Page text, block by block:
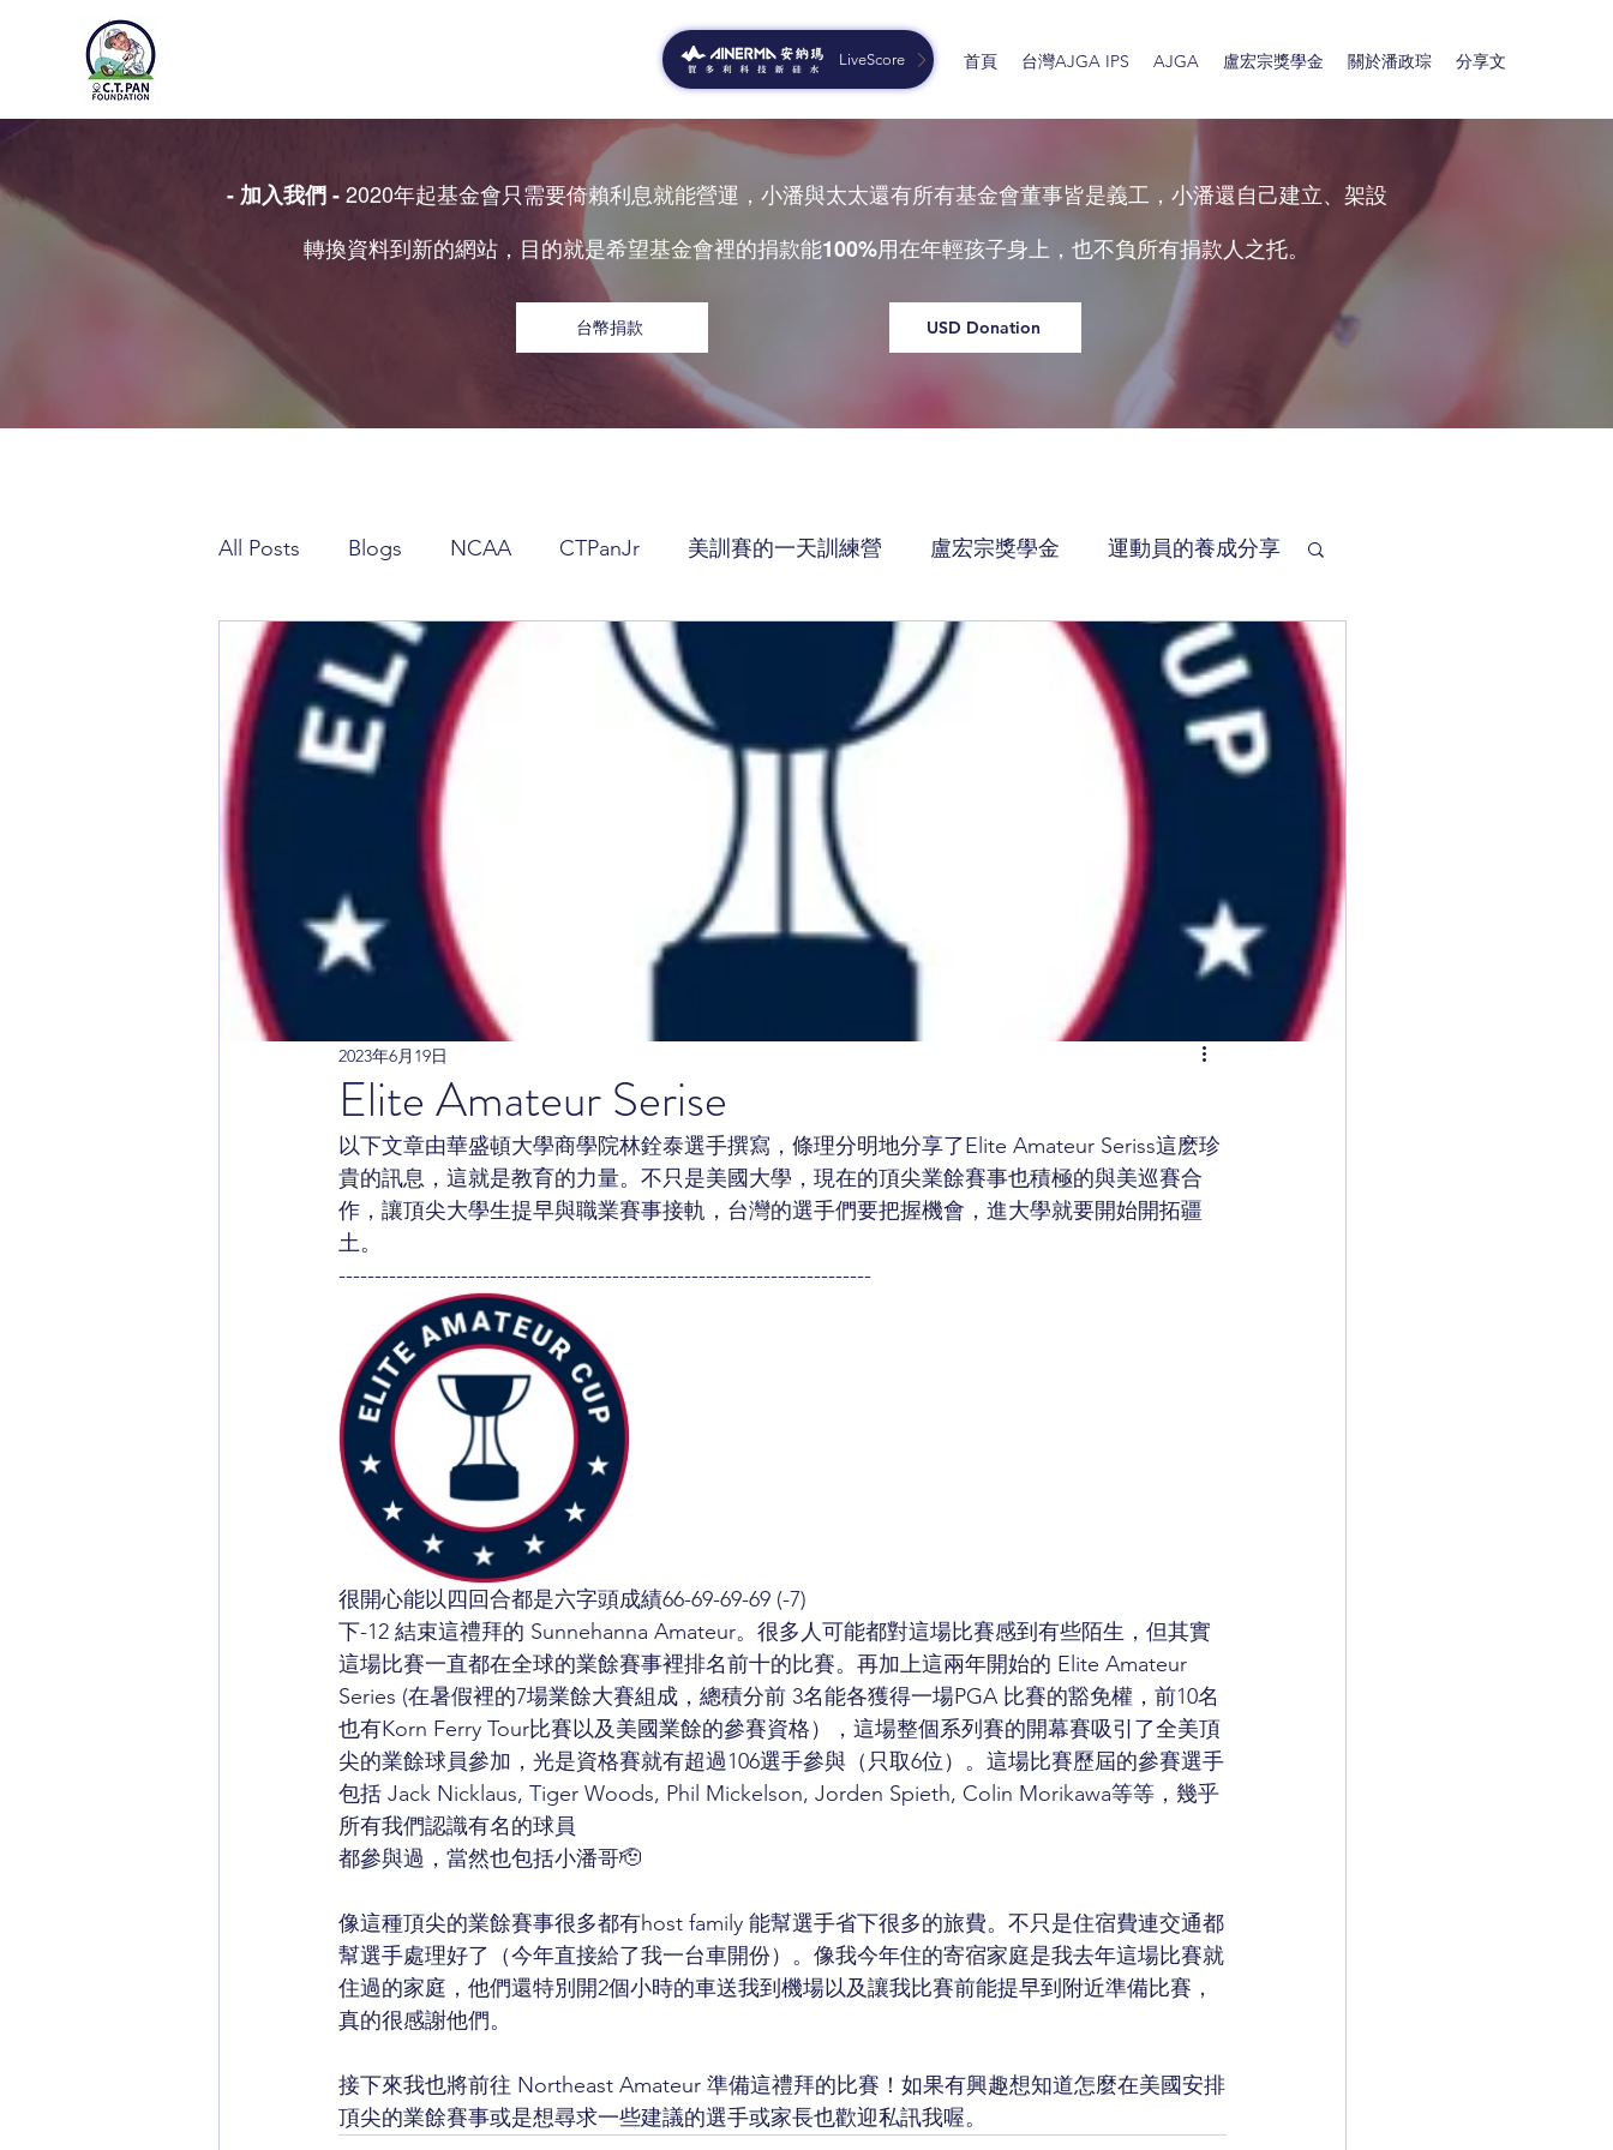
LiveScore 首頁 台灣AJGA IPS AJGA 盧宏宗獎學金 關於潘政琮 分享文
- 加入我們 -2020年起基金會只需要倚賴利息就能營運，小潘與太太還有所有基金會董事皆是義工，小潘還自己建立、架設
轉換資料到新的網站，目的就是希望基金會裡的捐款能100%用在年輕孩子身上，也不負所有捐款人之托。
台幣捐款 USD Donation
All Posts Blogs NCAA CTPanJr 美訓賽的一天訓練營 盧宏宗獎學金 運動員的養成分享
潘政琮相關報導 潘特西
Elite Amateur Serise
2023年6月19日
以下文章由華盛頓大學商學院林銓泰選手撰寫，條理分明地分享了Elite Amateur Seriss這麽珍
貴的訊息，這就是教育的力量。不只是美國大學，現在的頂尖業餘賽事也積極的與美巡賽合
作，讓頂尖大學生提早與職業賽事接軌，台灣的選手們要把握機會，進大學就要開始開拓疆
土。
--------------------------------------------------------------------------
很開心能以四回合都是六字頭成績66-69-69-69 (-7)
下-12 結束這禮拜的 Sunnehanna Amateur。很多人可能都對這場比賽感到有些陌生，但其實
這場比賽一直都在全球的業餘賽事裡排名前十的比賽。再加上這兩年開始的 Elite Amateur
Series (在暑假裡的7場業餘大賽組成，總積分前 3名能各獲得一場PGA 比賽的豁免權，前10名
也有Korn Ferry Tour比賽以及美國業餘的參賽資格），這場整個系列賽的開幕賽吸引了全美頂
尖的業餘球員參加，光是資格賽就有超過106選手參與（只取6位）。這場比賽歷屆的參賽選手
包括 Jack Nicklaus, Tiger Woods, Phil Mickelson, Jorden Spieth, Colin Morikawa等等，幾乎
所有我們認識有名的球員
都參與過，當然也包括小潘哥🫡
像這種頂尖的業餘賽事很多都有host family 能幫選手省下很多的旅費。不只是住宿費連交通都
幫選手處理好了（今年直接給了我一台車開份）。像我今年住的寄宿家庭是我去年這場比賽就
住過的家庭，他們還特別開2個小時的車送我到機場以及讓我比賽前能提早到附近準備比賽，
真的很感謝他們。
接下來我也將前往 Northeast Amateur 準備這禮拜的比賽！如果有興趣想知道怎麼在美國安排
頂尖的業餘賽事或是想尋求一些建議的選手或家長也歡迎私訊我喔。